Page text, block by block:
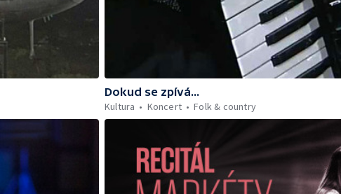
Dokud se zpívá...
Kultura
Koncert Folk & country